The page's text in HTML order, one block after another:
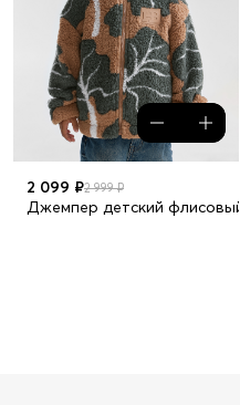
2 099 ₽2 999 ₽
Джемпер детский флисовый